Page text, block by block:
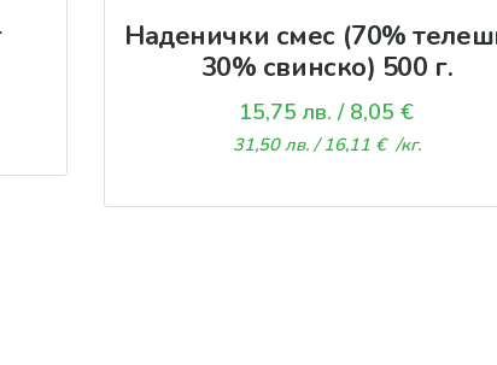
Наденички смес (70%
30% свинско) 500 г.
15,75лв. / 8,05 €
31,50лв./ 16,11 € /кг.